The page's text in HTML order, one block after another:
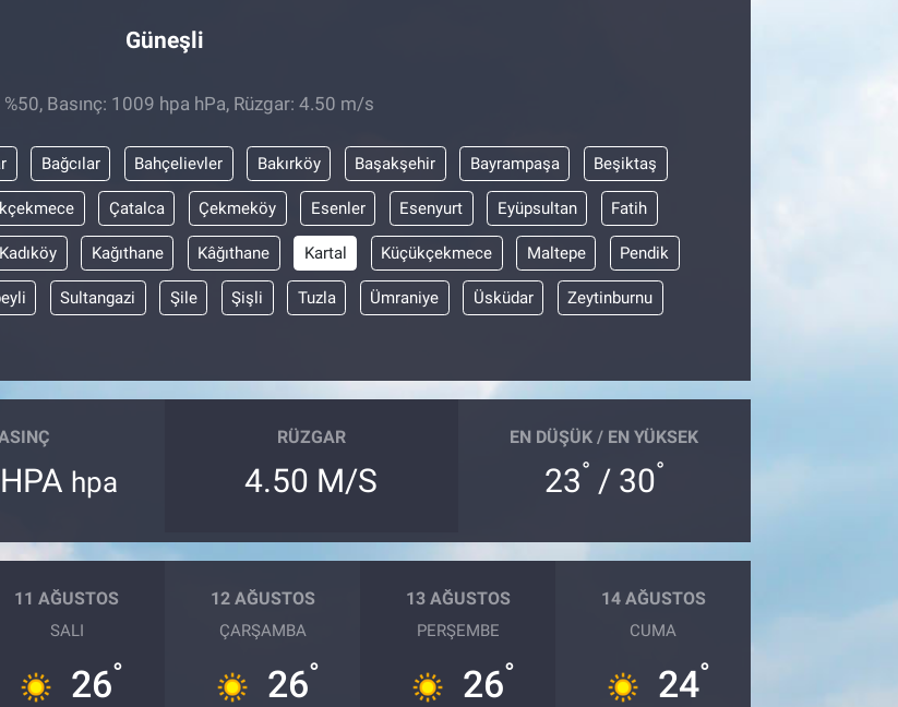
Güneşli
%50, Basınç: 1009 hpa hPa, Rüzgar: 4.50 m/s
Bağcılar Bahçelievler Bakırköy Başakşehir Bayrampaşa Beşiktaş
Çatalca Çekmeköy Esenler Esenyurt Eyüpsultan Fatih
Kadıköy Kağıthane Kâğıthane Kartal Küçükçekmece Maltepe Pendik
Sultangazi Şile Şişli Tuzla Ümraniye Üsküdar Zeytinburnu
hpa
RÜZGAR
4.50 M/S
EN DÜŞÜK / EN YÜKSEK
23° / 30°
11 AĞUSTOS
SALI
26°
12 AĞUSTOS
ÇARŞAMBA
26°
13 AĞUSTOS
PERŞEMBE
26°
14 AĞUSTOS
CUMA
24°